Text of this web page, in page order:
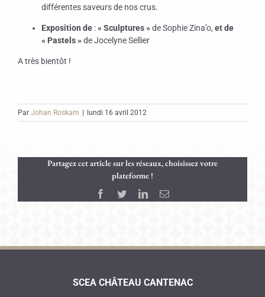
différentes saveurs de nos crus.
Exposition de :« Sculptures »de Sophie Zina’o, et de
« Pastels »de Jocelyne Sellier
A très bientôt !
Par Johan Roskam lundi 16 avril 2012
Partagez cet article sur les réseaux, choisissez votre
plateforme !
Facebook
TwitterLinkedInEmail
SCEA CHÂTEAU CANTENAC